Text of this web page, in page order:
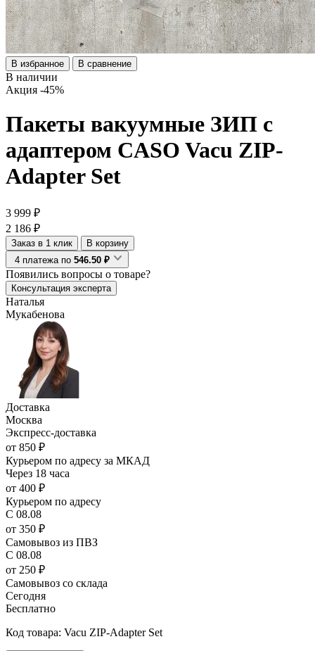
В избранное В сравнение
В наличии
Акция -45%
Пакеты вакуумные ЗИП с
адаптером CASO Vacu ZIP-
Adapter Set
3 999 ₽
2 186 ₽
Заказ в 1 клик
В корзину
4 платежа по 546.50 ₽
Появились вопросы о товаре?
Консультация эксперта
Наталья
Мукабенова
Доставка
Москва
Экспресс-доставка
от 850 ₽
Курьером по адресу за МКАД
Через 18 часа
от 400 ₽
Курьером по адресу
С 08.08
от 350 ₽
Самовывоз из ПВЗ
С 08.08
от 250 ₽
Самовывоз со склада
Сегодня
Бесплатно
Код товара: Vacu ZIP-Adapter Set